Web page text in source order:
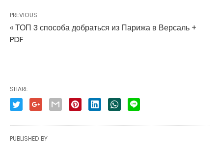
PREVIOUS
« ТОП 3 способа добраться из Парижа в Версаль +
PDF
SHARE
PUBLISHED BY